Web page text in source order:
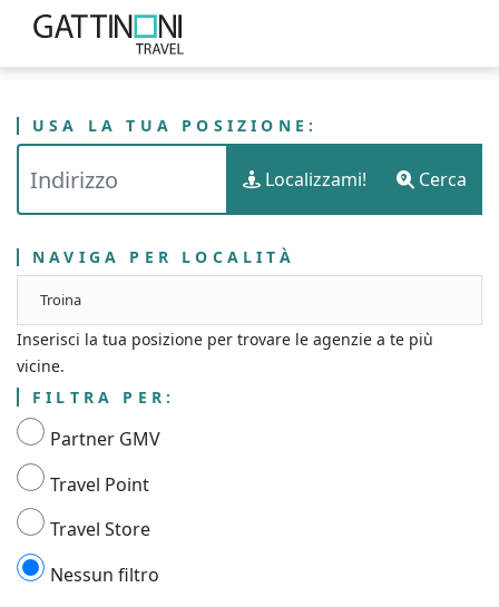
GATTINONI TRAVEL - LIBERO CONSORZIO COMUNALE DI ENNA
USA LA TUA POSIZIONE:
Localizzami! Cerca
NAVIGA PER LOCALITÀ
Troina
Inserisci la tua posizione per trovare le agenzie a te più
vicine.
FILTRA PER:
Partner GMV
Travel Point
Travel Store
Nessun filtro